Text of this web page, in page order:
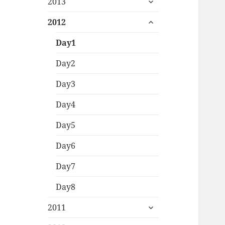
menu
2012
expand
Day1
Day2
Day3
Day4
Day5
Day6
Day7
Day8
2011
expand